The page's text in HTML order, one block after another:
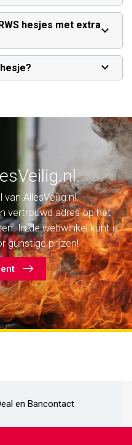
hesjes met extra
AllesVeilig.nl.
vertrouwd adres op het
In de webwinkel kunt u
gunstige prijzen!
en Bancontact